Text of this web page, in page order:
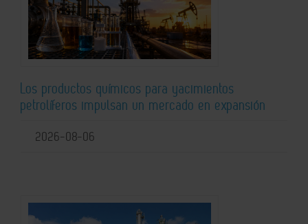
Los productos químicos para yacimientos
petrolíferos impulsan un mercado en expansión
2026-08-06